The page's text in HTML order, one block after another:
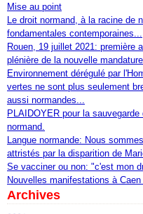
Mise au point
Le droit normand, à la racine de
fondamentales contemporaines...
Rouen, 19 juillet 2021: première
plénière de la nouvelle
Environnement dérégulé par
vertes ne sont plus seulement
aussi normandes...
PLAIDOYER pour la
normand.
Langue normande: Nous
attristés par la disparition de
Se vacciner ou non: "c'est mon
Nouvelles manifestations à
Archives